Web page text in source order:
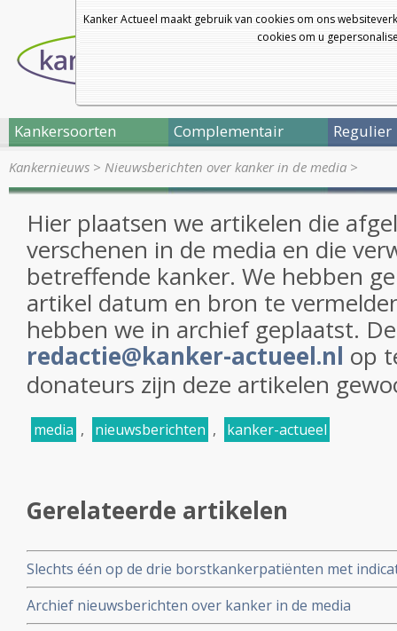
Kanker Actueel maakt gebruik van cookies om ons
cookies om u
Kankersoorten Complementair Regulier
Kankernieuws > Nieuwsberichten over kanker in de media >
Hier plaatsen we artikelen die
verschenen in de media en die
betreffende kanker. We hebben
artikel datum en bron te
hebben we in archief geplaatst.
redactie@kanker-actueel.nl op
donateurs zijn deze artikelen
media , nieuwsberichten , kanker-actueel
Gerelateerde artikelen
Slechts één op de drie borstkankerpatiënten met
genprofieltest die onnodige chemotherapie kan
Archief nieuwsberichten over kanker in de media